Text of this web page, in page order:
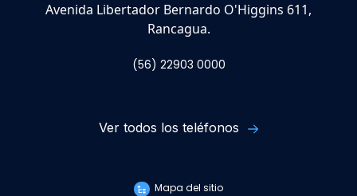
Avenida Libertador Bernardo O'Higgins 611,
Rancagua.
(56) 22903 0000
Ver todos los teléfonos
Mapa del sitio